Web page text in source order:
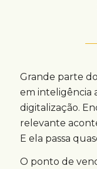
Grande parte
em inteligência
digitalização.
relevante
E ela passa
O ponto de